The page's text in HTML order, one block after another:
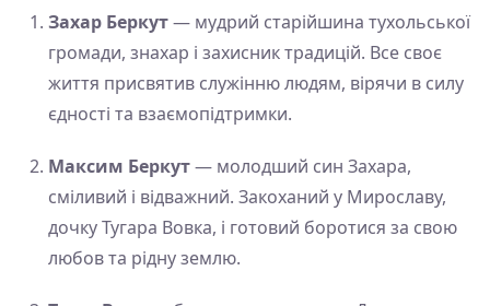
Захар Беркут— мудрий старійшина тухольської
громади, знахар і захисник традицій. Все своє
життя присвятив служінню людям, вірячи в силу
єдності та взаємопідтримки.
Максим Беркут— молодший син Захара,
сміливий і відважний. Закоханий у Мирославу,
дочку Тугара Вовка, і готовий боротися за свою
любов та рідну землю.